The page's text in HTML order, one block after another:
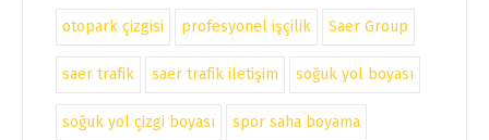
otopark çizgisi profesyonel işçilik Saer Group
saer trafik saer trafik iletişim soğuk yol boyası
soğuk yol çizgi boyası spor saha boyama